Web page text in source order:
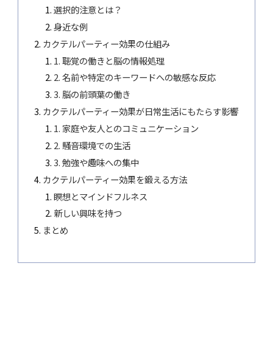
選択的注意とは？
身近な例
カクテルパーティー効果の仕組み
1. 聴覚の働きと脳の情報処理
2. 名前や特定のキーワードへの敏感な反応
3. 脳の前頭葉の働き
カクテルパーティー効果が日常生活にもたらす影響
1. 家庭や友人とのコミュニケーション
2. 騒音環境での生活
3. 勉強や趣味への集中
カクテルパーティー効果を鍛える方法
瞑想とマインドフルネス
新しい興味を持つ
まとめ